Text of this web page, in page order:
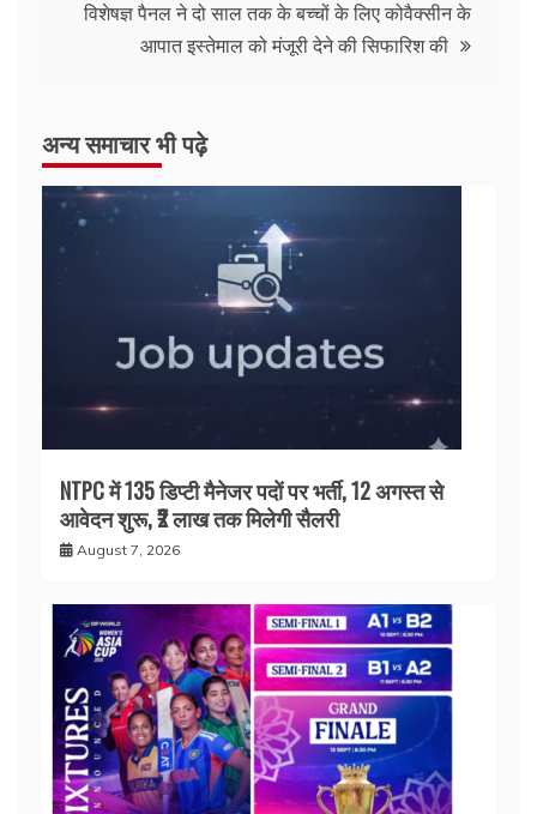
विशेषज्ञ पैनल ने दो साल तक के बच्चों के लिए कोवैक्सीन के
आपात इस्तेमाल को मंजूरी देने की सिफारिश की
अन्य समाचार भी पढ़े
NTPC में 135 डिप्टी मैनेजर पदों पर भर्ती, 12 अगस्त से
आवेदन शुरू, ₹2 लाख तक मिलेगी सैलरी
August 7, 2026